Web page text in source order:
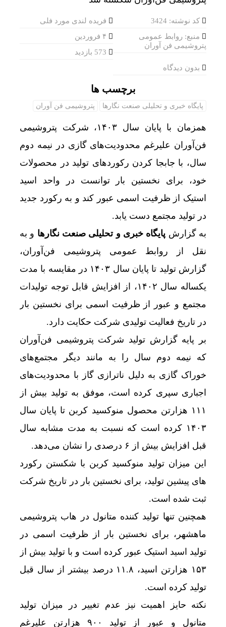
کد نوشته: 3424
فریده لندی مورد فلی
منبع: روابط عمومی
پتروشیمی فن آوران
بدون دیدگاه
برچسب ها
پایگاه خبری و تحلیلی صنعت نگارها پتروشیمی فن آوران
همزمان با پایان سال ۱۴۰۳، شرکت پتروشیمی
فن‌آوران علیرغم محدودیت‌های گازی در نیمه دوم
سال، با جابجا کردن رکوردهای تولید در محصولات
خود، برای نخستین بار توانست در واحد اسید
استیک از ظرفیت اسمی عبور کند و به رکورد جدید
در تولید مجتمع دست یابد.
به گزارش پایگاه خبری و تحلیلی صنعت نگارها و به
نقل از روابط عمومی پتروشیمی فن‌آوران،
گزارش تولید تا پایان سال ۱۴۰۳ در مقایسه با مدت
یکساله سال ۱۴۰۲، از افزایش قابل توجه تولیدات
مجتمع و عبور از ظرفیت اسمی برای نخستین بار
در تاریخ فعالیت تولیدی شرکت حکایت دارد.
بر پایه گزارش تولید شرکت پتروشیمی فن‌آوران
که نیمه دوم سال را به مانند دیگر مجتمع‌های
خوراک گازی به دلیل ناترازی گاز با محدودیت‌های
اجباری سپری کرده است، موفق به تولید بیش از
۱۱۱ هزارتن محصول منوکسید کربن تا پایان سال
۱۴۰۳ کرده است که نسبت به مدت مشابه سال
قبل افزایش بیش از ۶ درصدی را نشان می‌دهد.
این میزان تولید منوکسید کربن با شکستن رکورد
های پیشین تولید، برای نخستین بار در تاریخ شرکت
ثبت شده است.
همچنین تنها تولید کننده متانول در هاب پتروشیمی
ماهشهر، برای نخستین بار از ظرفیت اسمی در
تولید اسید استیک عبور کرده است و با تولید بیش از
۱۵۳ هزارتن اسید، ۱۱.۸ درصد بیشتر از سال قبل
تولید کرده است.
نکته حایز اهمیت نیز عدم تغییر در میزان تولید
متانول و عبور از تولید ۹۰۰ هزارتن علیرغم